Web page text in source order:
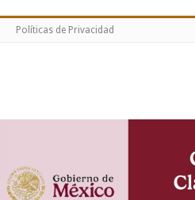
Políticas de Privacidad